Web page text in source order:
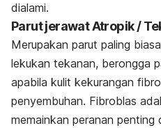
dialami.
Parut jerawat Atropik /
Merupakan parut paling
lekukan tekanan, berongga
apabila kulit kekurangan
penyembuhan. Fibroblas
memainkan peranan penting